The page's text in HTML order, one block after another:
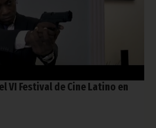
VI Festival de Cine Latino en